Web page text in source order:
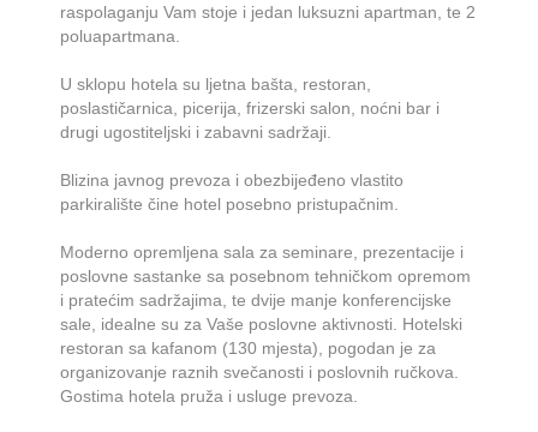
raspolaganju Vam stoje i jedan luksuzni apartman, te 2
poluapartmana.
U sklopu hotela su ljetna bašta, restoran,
poslastičarnica, picerija, frizerski salon, noćni bar i
drugi ugostiteljski i zabavni sadržaji.
Blizina javnog prevoza i obezbijeđeno vlastito
parkiralište čine hotel posebno pristupačnim.
Moderno opremljena sala za seminare, prezentacije i
poslovne sastanke sa posebnom tehničkom opremom
i pratećim sadržajima, te dvije manje konferencijske
sale, idealne su za Vaše poslovne aktivnosti. Hotelski
restoran sa kafanom (130 mjesta), pogodan je za
organizovanje raznih svečanosti i poslovnih ručkova.
Gostima hotela pruža i usluge prevoza.